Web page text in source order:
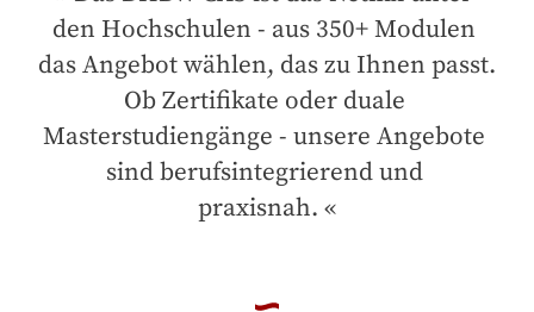
den Hochschulen - aus 350+ Modulen
das Angebot wählen, das zu Ihnen passt.
Ob Zertifikate oder duale
Masterstudiengänge - unsere Angebote
sind berufsintegrierend und
praxisnah.